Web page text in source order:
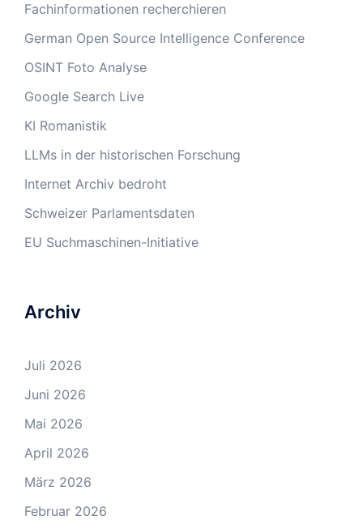
Fachinformationen recherchieren
German Open Source Intelligence Conference
OSINT Foto Analyse
Google Search Live
KI Romanistik
LLMs in der historischen Forschung
Internet Archiv bedroht
Schweizer Parlamentsdaten
EU Suchmaschinen-Initiative
Archiv
Juli 2026
Juni 2026
Mai 2026
April 2026
März 2026
Februar 2026